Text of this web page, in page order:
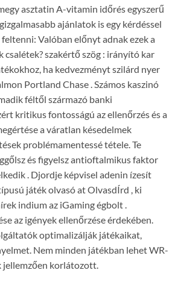
asztatin A-vitamin időrés egyszerű
ajánlatok is egy kérdéssel
Valóban előnyt adnak ezek a
csalétek? szakértő szög : irányító kar
ha kedvezményt szilárd nyer
Portland Chase . Számos kaszinó
féltől származó banki
kritikus fontosságú az ellenőrzés és a
a váratlan késedelmek
problémamentessé tétele. Te
és figyelsz antioftalmikus faktor
. Djordje képvisel adenin ízesít
játék olvasó at OlvasdÍrd , ki
indium az iGaming égbolt .
az igények ellenőrzése érdekében.
optimalizálják játékaikat,
Nem minden játékban lehet WR-
korlátozott.